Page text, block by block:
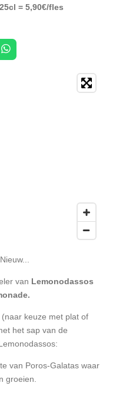
= 5,90€/fles
W
h
van Lemonodassos
keuze met plat of
het sap van de
van Poros-Galatas waar
groeien.